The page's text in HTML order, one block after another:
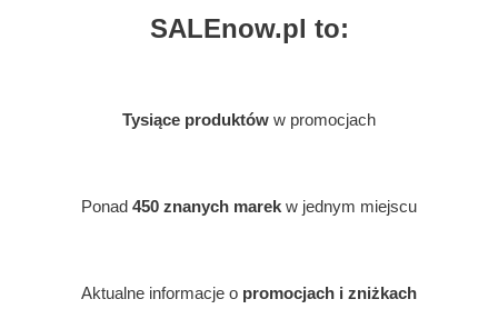
SALEnow.pl to:
Tysiące produktów w promocjach
Ponad 450 znanych marek w jednym miejscu
Aktualne informacje o promocjach i zniżkach